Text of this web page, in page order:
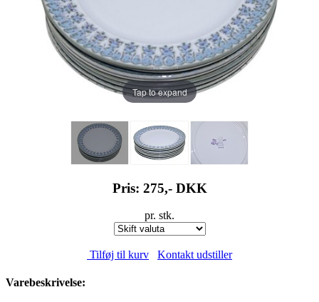
Tap to expand
Pris: 275,- DKK
pr. stk.
Tilføj til kurv Kontakt udstiller
Varebeskrivelse: